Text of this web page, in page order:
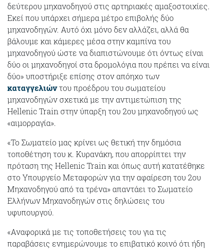
δεύτερου μηχανοδηγού στις αρτηριακές αμαξοστοιχίες.
Εκεί που υπάρχει σήμερα μέτρο επιβολής δύο
μηχανοδηγών. Αυτό όχι μόνο δεν αλλάζει, αλλά θα
βάλουμε και κάμερες μέσα στην καμπίνα του
μηχανοδηγού ώστε να διαπιστώνουμε ότι όντως είναι
δύο οι μηχανοδηγοί στα δρομολόγια που πρέπει να είναι
δύο» υποστήριξε επίσης στον απόηχο των
καταγγελιώντου προέδρου του σωματείου
μηχανοδηγών σχετικά με την αντιμετώπιση της
Hellenic Train στην ύπαρξη του 2ου μηχανοδηγού ως
«αιμορραγία».
«Το Σωματείο μας κρίνει ως θετική την δημόσια
τοποθέτηση του κ. Κυρανάκη, που απορρίπτει την
πρόταση της Hellenic Train και όπως αυτή κατατέθηκε
στο Υπουργείο Μεταφορών για την αφαίρεση του 2ου
Μηχανοδηγού από τα τρένα» απαντάει το Σωματείο
Ελλήνων Μηχανοδηγών στις δηλώσεις του
υφυπουργού.
«Αναφορικά με τις τοποθετήσεις του για τις
παραβάσεις ενημερώνουμε το επιβατικό κοινό ότι ήδη